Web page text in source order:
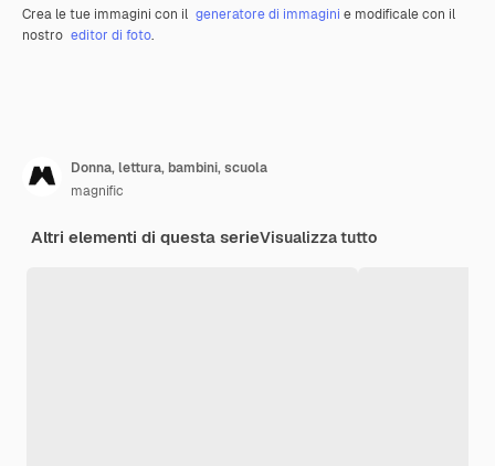
Crea le tue immagini con il generatore di immagini e modificale con il
nostro editor di foto.
Donna, lettura, bambini, scuola
magnific
Altri elementi di questa serieVisualizza tutto